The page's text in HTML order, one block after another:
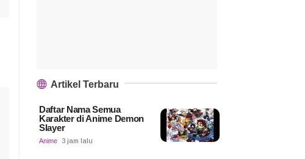
Artikel Terbaru
Daftar Nama Semua
Karakter di Anime Demon
Slayer
Anime 3 jam lalu